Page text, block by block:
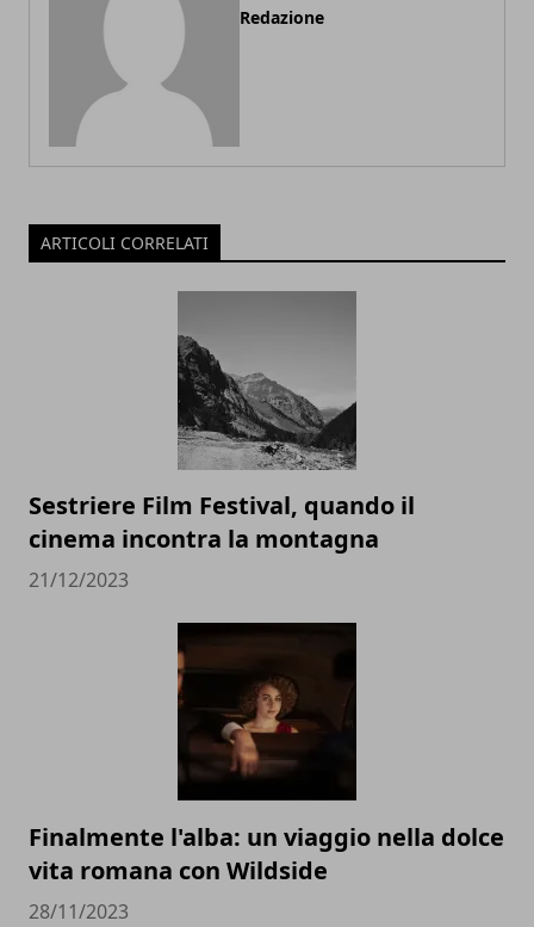
Redazione
ARTICOLI CORRELATI
Sestriere Film Festival, quando il
cinema incontra la montagna
21/12/2023
Finalmente l'alba: un viaggio nella dolce
vita romana con Wildside
28/11/2023